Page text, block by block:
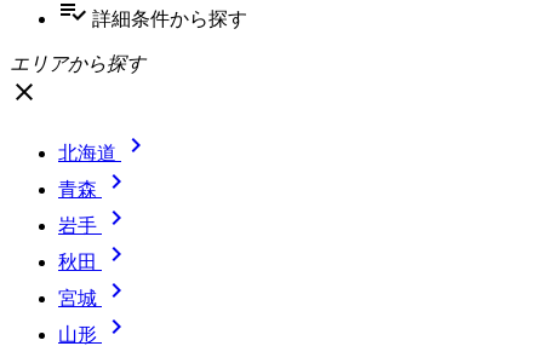
playlist_add_check 詳細条件から探す
エリアから探す
close
北海道 
青森 
岩手 
秋田 
宮城 
山形 